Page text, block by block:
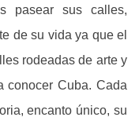
pasear sus calles,
de su vida ya que el
rodeadas de arte y
conocer Cuba. Cada
encanto único, su